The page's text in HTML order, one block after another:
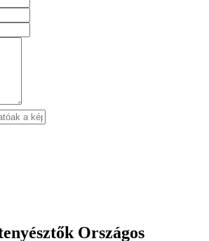
Országos